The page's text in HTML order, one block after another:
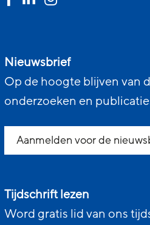
Nieuwsbrief
Op de hoogte blijven van
onderzoeken en
Aanmelden voor de
Tijdschrift lezen
Word gratis lid van ons